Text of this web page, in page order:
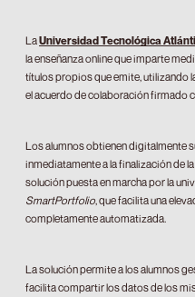
LaUniversidad Tecnológica
la enseñanza online que imparte
títulos propios que emite, utilizando
el acuerdo de colaboración firmado
Los alumnos obtienen digitalmente
inmediatamente a la finalización de
solución puesta en marcha por la
SmartPortfolio, que facilita una
completamente automatizada.
La solución permite a los alumnos
facilita compartir los datos de los